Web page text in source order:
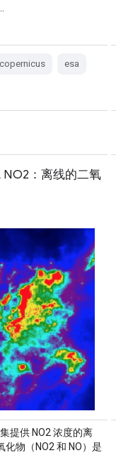
copernicus esa
NO2：离线的二氧
提供 NO2 浓度的离
物（NO2 和 NO）是